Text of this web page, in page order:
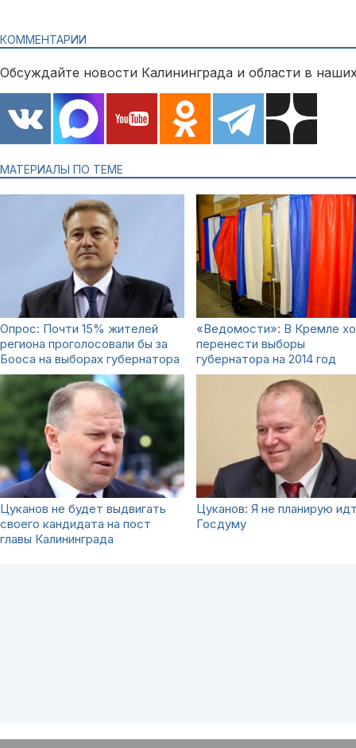
КОММЕНТАРИИ
Обсуждайте новости Калининграда и области в
МАТЕРИАЛЫ ПО ТЕМЕ
Опрос: Почти 15% жителей
региона проголосовали бы за
Бооса на выборах губернатора
«Ведомости»: В Кремле
перенести выборы
губернатора на 2014 год
Цуканов не будет выдвигать
своего кандидата на пост
главы Калининграда
Цуканов: Я не планирую
Госдуму